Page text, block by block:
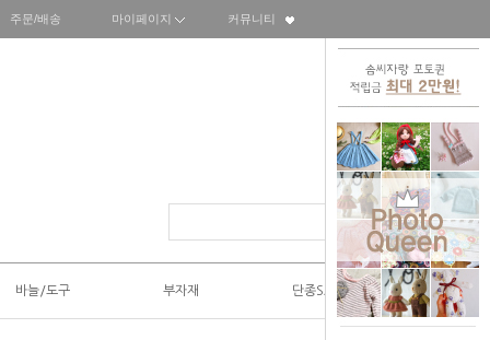
주문/배송 마이페이지 커뮤니티
바늘/도구 부자재 단종SALE50%